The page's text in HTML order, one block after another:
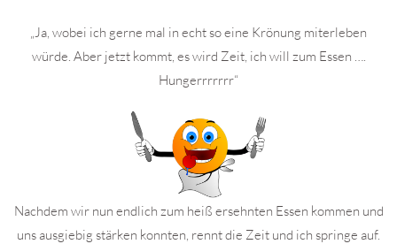
„Ja, wobei ich gerne mal in echt so eine Krönung miterleben
würde. Aber jetzt kommt, es wird Zeit, ich will zum Essen ….
Hungerrrrrrr“
Nachdem wir nun endlich zum heiß ersehnten Essen kommen und
uns ausgiebig stärken konnten, rennt die Zeit und ich springe auf.